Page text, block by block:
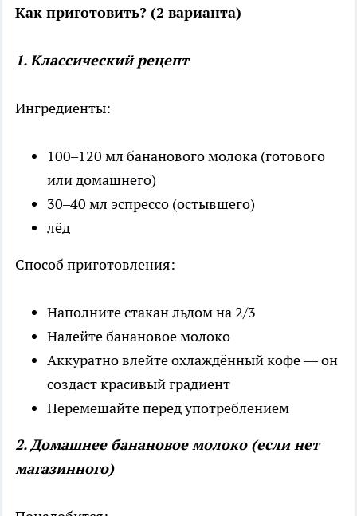
Как приготовить? (2 варианта)
1. Классический рецепт
Ингредиенты:
100–120 мл бананового молока (готового
или домашнего)
30–40 мл эспрессо (остывшего)
лёд
Способ приготовления:
Наполните стакан льдом на 2/3
Налейте банановое молоко
Аккуратно влейте охлаждённый кофе — он
создаст красивый градиент
Перемешайте перед употреблением
2. Домашнее банановое молоко (если нет
магазинного)